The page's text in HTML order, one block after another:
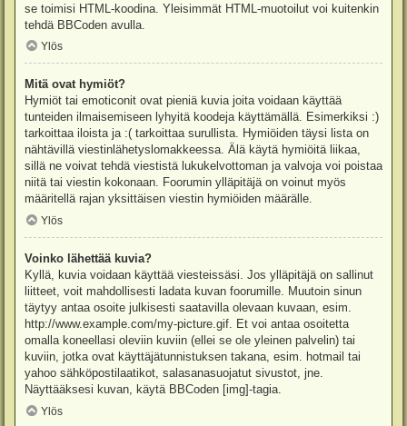
se toimisi HTML-koodina. Yleisimmät HTML-muotoilut voi kuitenkin
tehdä BBCoden avulla.
Ylös
Mitä ovat hymiöt?
Hymiöt tai emoticonit ovat pieniä kuvia joita voidaan käyttää
tunteiden ilmaisemiseen lyhyitä koodeja käyttämällä. Esimerkiksi :)
tarkoittaa iloista ja :( tarkoittaa surullista. Hymiöiden täysi lista on
nähtävillä viestinlähetyslomakkeessa. Älä käytä hymiöitä liikaa,
sillä ne voivat tehdä viestistä lukukelvottoman ja valvoja voi poistaa
niitä tai viestin kokonaan. Foorumin ylläpitäjä on voinut myös
määritellä rajan yksittäisen viestin hymiöiden määrälle.
Ylös
Voinko lähettää kuvia?
Kyllä, kuvia voidaan käyttää viesteissäsi. Jos ylläpitäjä on sallinut
liitteet, voit mahdollisesti ladata kuvan foorumille. Muutoin sinun
täytyy antaa osoite julkisesti saatavilla olevaan kuvaan, esim.
http://www.example.com/my-picture.gif. Et voi antaa osoitetta
omalla koneellasi oleviin kuviin (ellei se ole yleinen palvelin) tai
kuviin, jotka ovat käyttäjätunnistuksen takana, esim. hotmail tai
yahoo sähköpostilaatikot, salasanasuojatut sivustot, jne.
Näyttääksesi kuvan, käytä BBCoden [img]-tagia.
Ylös